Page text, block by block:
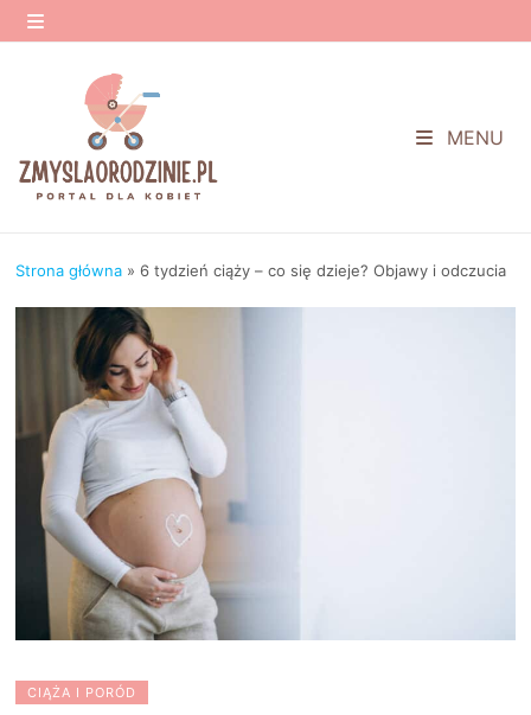
Przejdź
do
MENU
MENU
Strona główna »6 tydzień ciąży – co się dzieje? Objawy i odczucia
CIĄŻA I PORÓD